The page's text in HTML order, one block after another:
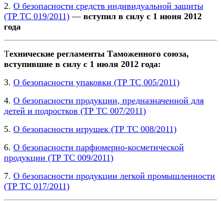
2. О безопасности средств индивидуальной защиты
(ТР ТС 019/2011) — вступил в силу с 1 июня 2012
года
Технические регламенты Таможенного союза,
вступившие в силу с 1 июля 2012 года:
3. О безопасности упаковки (ТР ТС 005/2011)
4. О безопасности продукции, предназначенной для
детей и подростков (ТР ТС 007/2011)
5. О безопасности игрушек (ТР ТС 008/2011)
6. О безопасности парфюмерно-косметической
продукции (ТР ТС 009/2011)
7. О безопасности продукции легкой промышленности
(ТР ТС 017/2011)